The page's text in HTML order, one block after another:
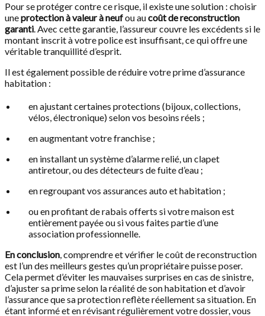
Pour se protéger contre ce risque, il existe une solution : choisir
uneprotection à valeur à neufou aucoût de reconstruction
garanti. Avec cette garantie, l’assureur couvre les excédents si le
montant inscrit à votre police est insuffisant, ce qui offre une
véritable tranquillité d’esprit.
Il est également possible de réduire votre prime d’assurance
habitation :
en ajustant certaines protections (bijoux, collections,
vélos, électronique) selon vos besoins réels ;
en augmentant votre franchise ;
en installant un système d’alarme relié, un clapet
antiretour, ou des détecteurs de fuite d’eau ;
en regroupant vos assurances auto et habitation ;
ou en profitant de rabais offerts si votre maison est
entièrement payée ou si vous faites partie d’une
association professionnelle.
En conclusion, comprendre et vérifier le coût de reconstruction
est l’un des meilleurs gestes qu’un propriétaire puisse poser.
Cela permet d’éviter les mauvaises surprises en cas de sinistre,
d’ajuster sa prime selon la réalité de son habitation et d’avoir
l’assurance que sa protection reflète réellement sa situation. En
étant informé et en révisant régulièrement votre dossier, vous